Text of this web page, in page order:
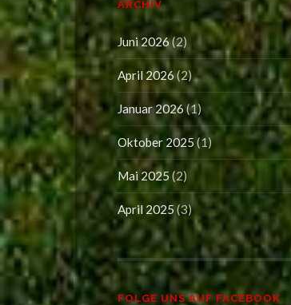
ARCHIV
Juni 2026(2)
April 2026(2)
Januar 2026 (1)
Oktober 2025 (1)
Mai 2025 (2)
April 2025 (3)
FOLGE UNS AUF FACEBOOK